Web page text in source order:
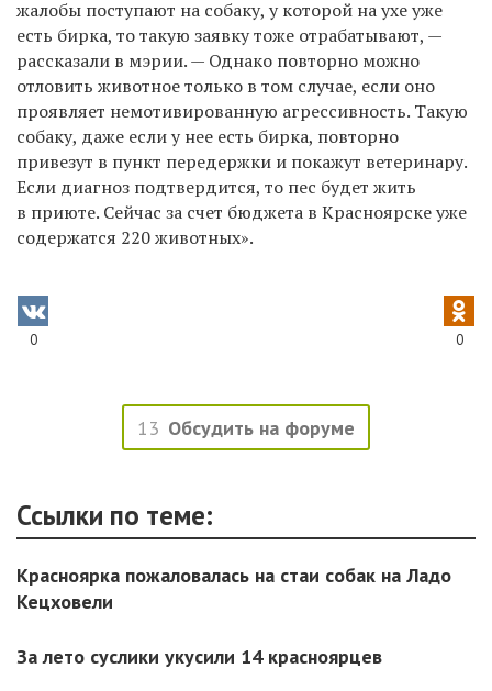
жалобы поступают на собаку, у которой на ухе уже
есть бирка, то такую заявку тоже отрабатывают, —
рассказали в мэрии. — Однако повторно можно
отловить животное только в том случае, если оно
проявляет немотивированную агрессивность. Такую
собаку, даже если у нее есть бирка, повторно
привезут в пункт передержки и покажут ветеринару.
Если диагноз подтвердится, то пес будет жить
в приюте. Сейчас за счет бюджета в Красноярске уже
содержатся 220 животных».
0 0
13 Обсудить на форуме
Ссылки по теме:
Красноярка пожаловалась на стаи собак на Ладо
Кецховели
За лето суслики укусили 14 красноярцев